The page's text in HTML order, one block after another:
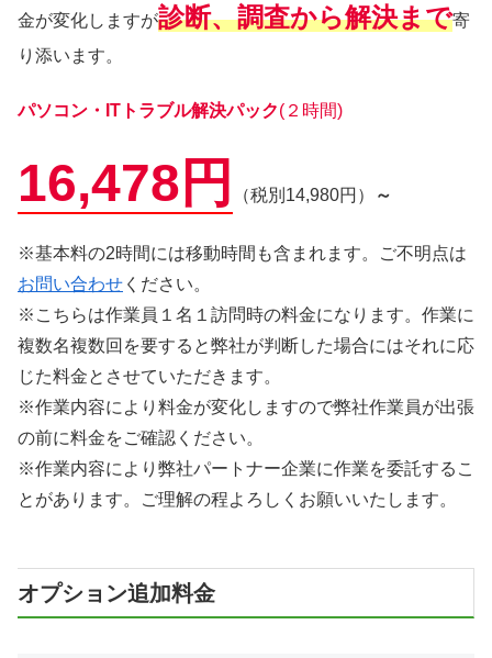
金が変化しますが診断、調査から解決まで寄
り添います。
パソコン・ITトラブル解決パック(２時間)
16,478円 （税別14,980円） ～
※基本料の2時間には移動時間も含まれます。ご不明点は
お問い合わせ ください。
※こちらは作業員１名１訪問時の料金になります。作業に
複数名複数回を要すると弊社が判断した場合にはそれに応
じた料金とさせていただきます。
※作業内容により料金が変化しますので弊社作業員が出張
の前に料金をご確認ください。
※作業内容により弊社パートナー企業に作業を委託するこ
とがあります。ご理解の程よろしくお願いいたします。
オプション追加料金